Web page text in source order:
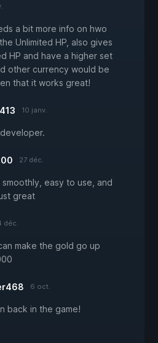
a bit more info on hwo
Unlimited HP, also gives
HP and have a higher set
other currency would be
that it works great!
10 janv.
27 déc.
easy to use, and
great
déc.
make the gold go up
6 oct.
back in the game!